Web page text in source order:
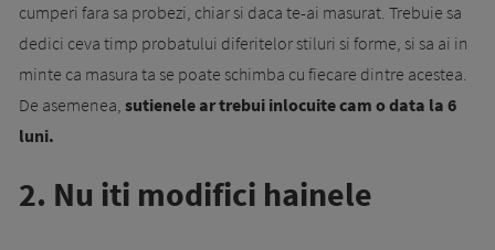
cumperi fara sa probezi, chiar si daca te-ai masurat. Trebuie sa
dedici ceva timp probatului diferitelor stiluri si forme, si sa ai in
minte ca masura ta se poate schimba cu fiecare dintre acestea.
De asemenea, sutienele ar trebui inlocuite cam o data la 6
luni.
2. Nu iti modifici hainele